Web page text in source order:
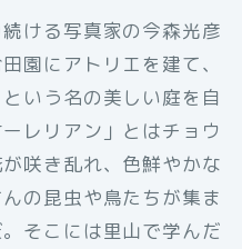
ける写真家の今森光彦
園にアトリエを建て、
いう名の美しい庭を自
レリアン」とはチョウ
咲き乱れ、色鮮やかな
の昆虫や鳥たちが集ま
そこには里山で学んだ